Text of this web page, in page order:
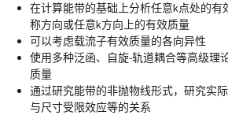
在计算能带的基础上分析任意k点处的有
称方向或任意k方向上的有效质量
可以考虑载流子有效质量的各向异性
使用多种泛函、自旋-轨道耦合等高级理
质量
通过研究能带的非抛物线形式，研究实
与尺寸受限效应等的关系